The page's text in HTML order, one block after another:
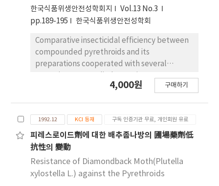
한국식품위생안전성학회지
Vol.13 No.3
pp.189-195
한국식품위생안전성학회
Comparative insecticidal efficiency between
compounded pyrethroids and its
preparations cooperated with several
Group A contained Permethrine
contained Phthalthrine Dichlorvos. As
synergists Piperonyl Butoxide (P.B.O.), N-
Octylbicycloheptene dicarboximide (MGK-
264), Octachlorodipropylether (S-421) was
cooperated in each group. These
preparations was treated to either Blattella
4,000원 구매하기
1992.12 KCI 등재 구독 인증기관 무료, 개인회원 유료
피레스로이드劑에 대한 배추좀나방의 圃場藥劑低
抗性의 變動
Resistance of Diamondback Moth(Plutella
xylostella L.) against the Pyrethroids